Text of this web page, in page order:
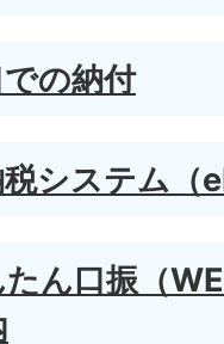
の納付
システム（
ん口振（